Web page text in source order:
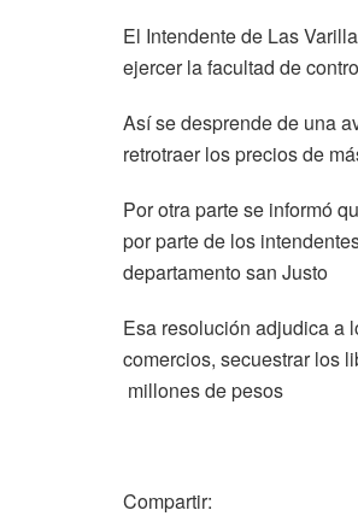
El Intendente de Las
ejercer la facultad de
Así se desprende de una
retrotraer los precios de
Por otra parte se informó
por parte de los
departamento san Justo
Esa resolución adjudica a
comercios, secuestrar los
millones de pesos
Compartir: